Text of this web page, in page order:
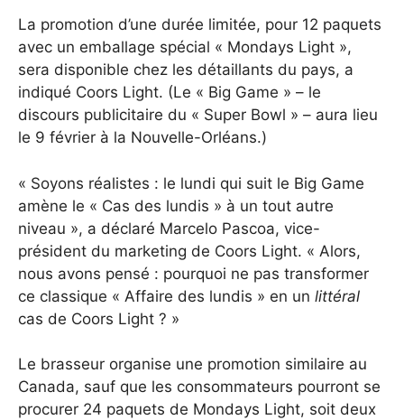
La promotion d’une durée limitée, pour 12 paquets
avec un emballage spécial « Mondays Light »,
sera disponible chez les détaillants du pays, a
indiqué Coors Light. (Le « Big Game » – le
discours publicitaire du « Super Bowl » – aura lieu
le 9 février à la Nouvelle-Orléans.)
« Soyons réalistes : le lundi qui suit le Big Game
amène le « Cas des lundis » à un tout autre
niveau », a déclaré Marcelo Pascoa, vice-
président du marketing de Coors Light. « Alors,
nous avons pensé : pourquoi ne pas transformer
ce classique « Affaire des lundis » en un littéral
cas de Coors Light ? »
Le brasseur organise une promotion similaire au
Canada, sauf que les consommateurs pourront se
procurer 24 paquets de Mondays Light, soit deux